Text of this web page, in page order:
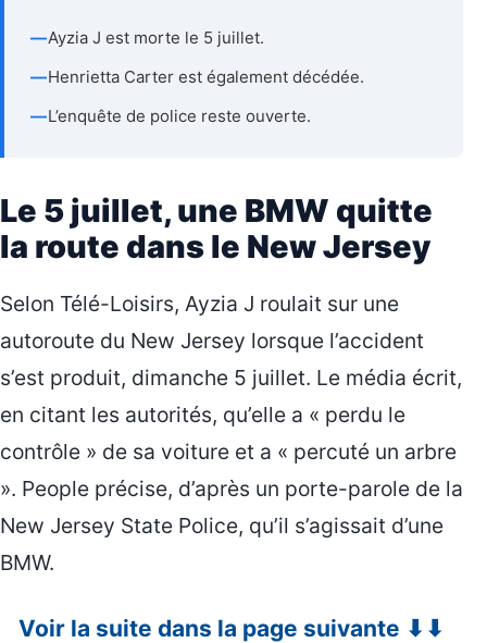
—Ayzia J est morte le 5 juillet.
—Henrietta Carter est également décédée.
—L’enquête de police reste ouverte.
Le 5 juillet, une BMW quitte
la route dans le New Jersey
Selon Télé-Loisirs, Ayzia J roulait sur une
autoroute du New Jersey lorsque l’accident
s’est produit, dimanche 5 juillet. Le média écrit,
en citant les autorités, qu’elle a « perdu le
contrôle » de sa voiture et a « percuté un arbre
». People précise, d’après un porte-parole de la
New Jersey State Police, qu’il s’agissait d’une
BMW.
Voir la suite dans la page suivante ⬇⬇